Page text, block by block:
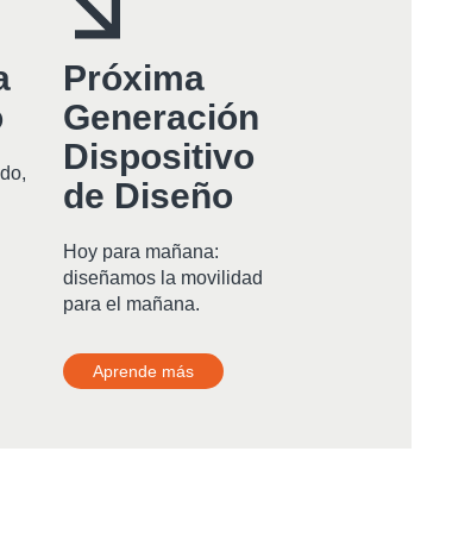
Próxima
Generación
Dispositivo
de Diseño
Hoy para mañana:
diseñamos la movilidad
para el mañana.
Aprende más